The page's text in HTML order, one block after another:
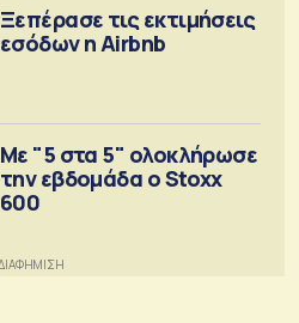
Ξεπέρασε τις εκτιμήσεις
εσόδων η Airbnb
Με "5 στα 5" ολοκλήρωσε
την εβδομάδα ο Stoxx
600